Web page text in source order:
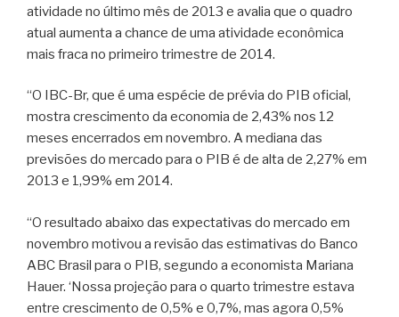
atividade no último mês de 2013 e avalia que o quadro
atual aumenta a chance de uma atividade econômica
mais fraca no primeiro trimestre de 2014.
“O IBC-Br, que é uma espécie de prévia do PIB oficial,
mostra crescimento da economia de 2,43% nos 12
meses encerrados em novembro. A mediana das
previsões do mercado para o PIB é de alta de 2,27% em
2013 e 1,99% em 2014.
“O resultado abaixo das expectativas do mercado em
novembro motivou a revisão das estimativas do Banco
ABC Brasil para o PIB, segundo a economista Mariana
Hauer. ‘Nossa projeção para o quarto trimestre estava
entre crescimento de 0,5% e 0,7%, mas agora 0,5%